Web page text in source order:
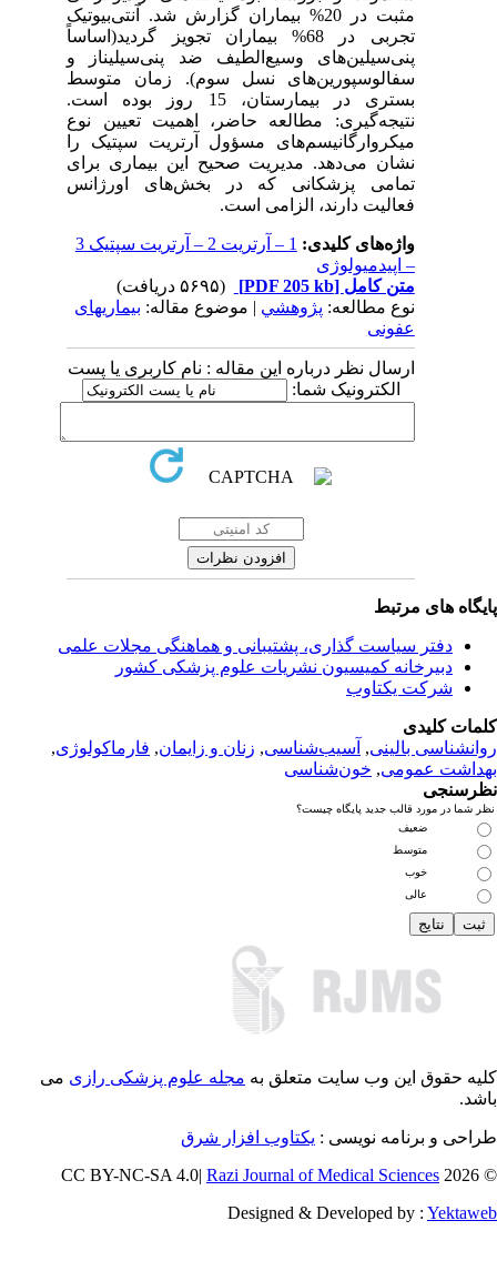
مثبت در 20% بیماران گزارش شد. آنتی‌بیوتیک
تجربی در 68% بیماران تجویز گردید(اساساً
پنی‌سیلین‌های وسیع‌الطیف ضد پنی‌سیلیناز و
سفالوسپورین‌های نسل سوم). زمان متوسط
بستری در بیمارستان، 15 روز بوده است.
نتیجه‌گیری: مطالعه حاضر، اهمیت تعیین نوع
میکروارگانیسم‌های مسؤول آرتریت سپتیک را
نشان می‌دهد. مدیریت صحیح این بیماری برای
تمامی پزشکانی که در بخش‌های اورژانس
فعالیت دارند، الزامی است.
واژه‌های کلیدی:
1 – آرتریت 2 – آرتریت سپتیک 3
– اپیدمیولوژی
متن کامل[PDF 205 kb]
نوع مطالعه:پژوهشي| موضوع مقاله:بیماریهای
عفونی
ارسال نظر درباره این مقاله : نام کاربری یا پست
الکترونیک شما:
های مرتبط
دفتر سیاست گذاری، پشتیبانی و هماهنگی مجلات علمی
دبیرخانه کمیسیون نشریات علوم پزشکی کشور
شرکت یکتاوب
کلیدی
بالینی, آسیب‌شناسی, زنان و زایمان,فارماکولوژی ,
عمومی, خون‌شناسی
شما در مورد قالب جدید پایگاه چیست؟
ضعیف
متوسط
خوب
عالی
حقوق این وب سایت متعلق بهمجله علوم پزشکی رازی می
و برنامه نویسی : یکتاوب افزار شرق
©
Razi Journal of Medical Sciences
Designed & Developed by :